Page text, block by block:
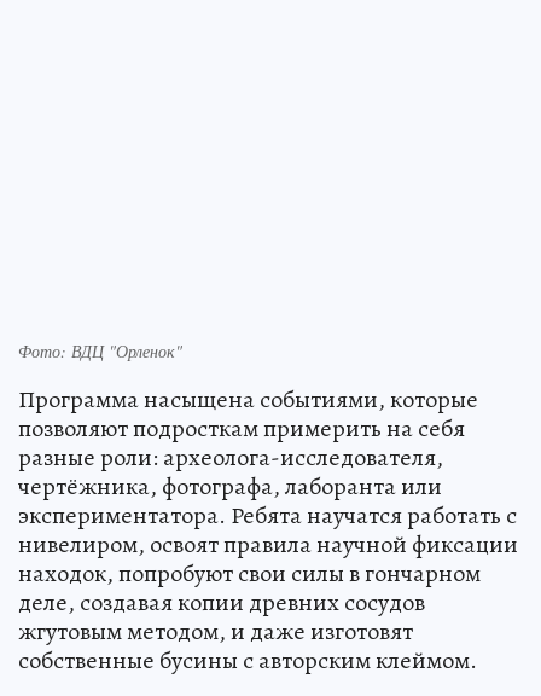
Фото: ВДЦ "Орленок"
Программа насыщена событиями, которые
позволяют подросткам примерить на себя
разные роли: археолога-исследователя,
чертёжника, фотографа, лаборанта или
экспериментатора. Ребята научатся работать с
нивелиром, освоят правила научной фиксации
находок, попробуют свои силы в гончарном
деле, создавая копии древних сосудов
жгутовым методом, и даже изготовят
собственные бусины с авторским клеймом.